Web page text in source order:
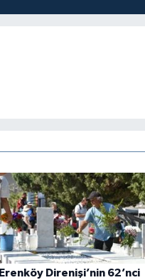
Erenköy Direnişi’nin 62’nci